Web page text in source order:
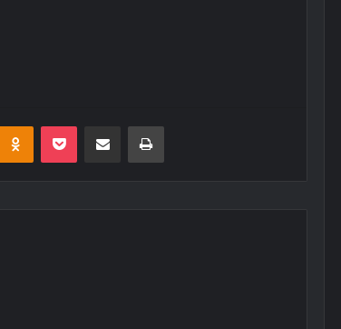
Odnoklassniki
Pocket E-Posta ile paylaş Yazdır